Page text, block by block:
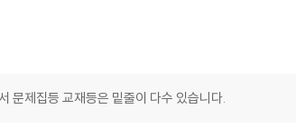
문제집등 교재등은 밑줄이 다수 있습니다.